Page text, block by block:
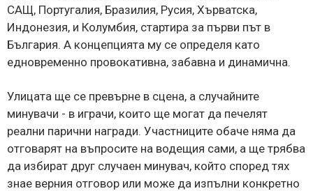
САЩ, Португалия, Бразилия, Русия, Хърватска,
Индонезия, и Колумбия, стартира за първи път в
България. А концепцията му се определя като
едновременно провокативна, забавна и динамична.
Улицата ще се превърне в сцена, а случайните
минувачи - в играчи, които ще могат да печелят
реални парични награди. Участниците обаче няма да
отговарят на въпросите на водещия сами, а ще трябва
да избират друг случаен минувач, който според тях
знае верния отговор или може да изпълни конкретно